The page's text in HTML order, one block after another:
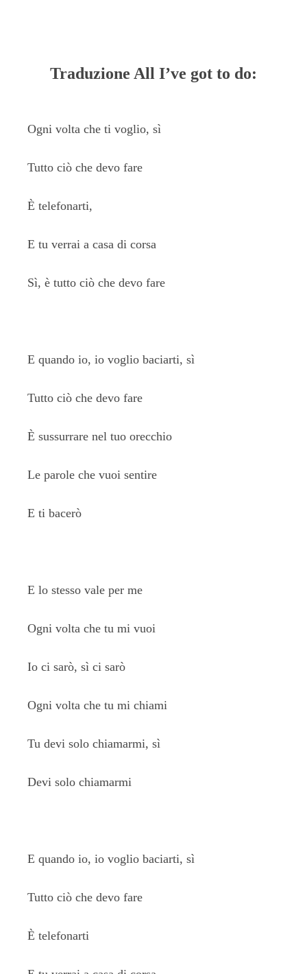
Traduzione All I’ve got to do:
Ogni volta che ti voglio, sì
Tutto ciò che devo fare
È telefonarti,
E tu verrai a casa di corsa
Sì, è tutto ciò che devo fare
E quando io, io voglio baciarti, sì
Tutto ciò che devo fare
È sussurrare nel tuo orecchio
Le parole che vuoi sentire
E ti bacerò
E lo stesso vale per me
Ogni volta che tu mi vuoi
Io ci sarò, sì ci sarò
Ogni volta che tu mi chiami
Tu devi solo chiamarmi, sì
Devi solo chiamarmi
E quando io, io voglio baciarti, sì
Tutto ciò che devo fare
È telefonarti